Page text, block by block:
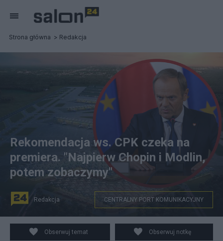
Strona główna Redakcja
Przygotowano rekomendację ws. CPK dla premiera. Fot.
CPK, PAP/Jarek Praszkiewicz
Rekomendacja ws. CPK czeka na
premiera. "Najpierw Chopin i Modlin,
potem zobaczymy"
Redakcja CENTRALNY PORT KOMUNIKACYJNY
Obserwuj temat Obserwuj notkę